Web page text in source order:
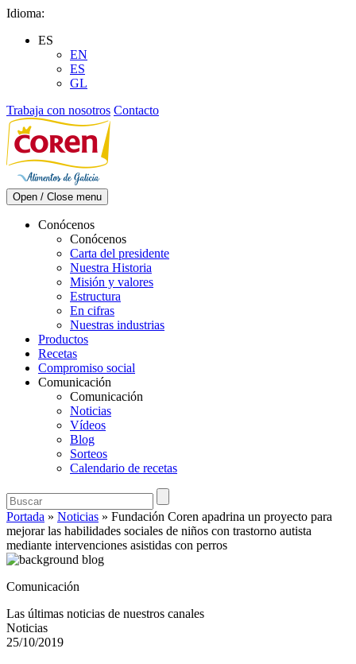
Skip
content
Idioma:
ES
EN
ES
GL
Trabaja con nosotros Contacto
Open / Close menu
Conócenos
Conócenos
Carta del presidente
Nuestra Historia
Misión y valores
Estructura
En cifras
Nuestras industrias
Productos
Recetas
Compromiso social
Comunicación
Comunicación
Noticias
Vídeos
Blog
Sorteos
Calendario de recetas
Portada » Noticias » Fundación Coren apadrina un proyecto para
mejorar las habilidades sociales de niños con trastorno autista
mediante intervenciones asistidas con perros
Comunicación
Las últimas noticias de nuestros canales
Noticias
25/10/2019